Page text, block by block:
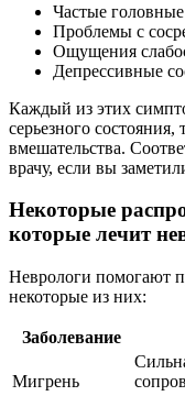
Частые
Проблемы с
Ощущения
Депрессивные
Каждый из этих
серьезного
вмешательства.
врачу, если вы
Некоторые
которые лечит
Неврологи помогают
некоторые из них:
Заболевание
Мигрень